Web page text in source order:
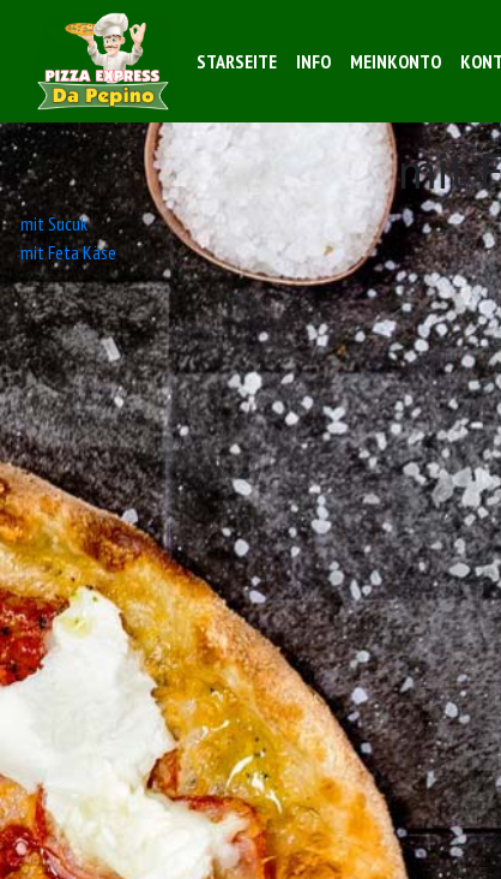
STARSEITE INFO MEINKONTO
mit
Beitrags-
Navigation
mit Sucuk
mit Feta Käse